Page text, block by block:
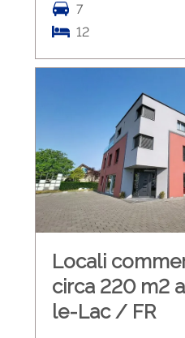
7
12
Locali
circa 220 m2
le-Lac / FR